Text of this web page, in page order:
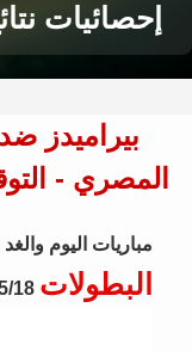
إحصائيات
بيراميدز
المصري - التوقيت
مباريات اليوم
البطولات 18